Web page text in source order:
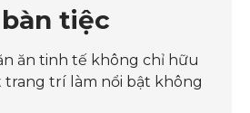
tiệc
ăn tinh tế không chỉ hữu
trang trí làm nổi bật không